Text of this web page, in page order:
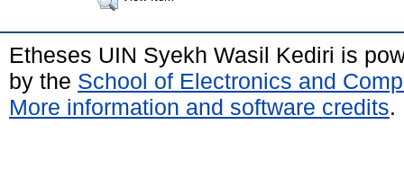
Etheses UIN Syekh Wasil Kediri is
by the School of Electronics and
More information and software credits.